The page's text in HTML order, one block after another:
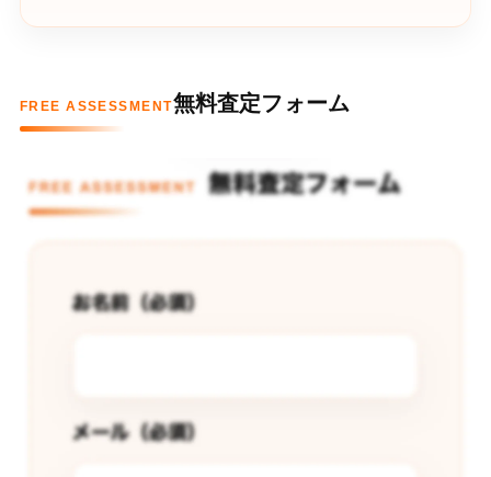
FREE ASSESSMENT無料査定フォーム